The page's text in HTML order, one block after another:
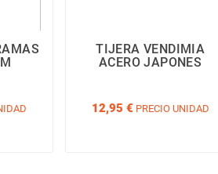
TIJERA VENDIMIA
ACERO JAPONES
12,95 € PRECIO UNIDAD